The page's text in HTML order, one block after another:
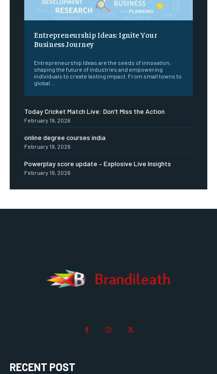
Entrepreneurship Ideas: Ignite Your
Business Journey
Entrepreneurship Ideas are the seeds of innovation,
shaping the future of industries and empowering
individuals to create lasting impact. From small towns to
global...
Today Cricket Match Live: Don’t Miss the Action
February 19, 2026
online degree courses india
February 19, 2026
Powerplay score update – Explosive Live Insights
February 19, 2026
RECENT POST